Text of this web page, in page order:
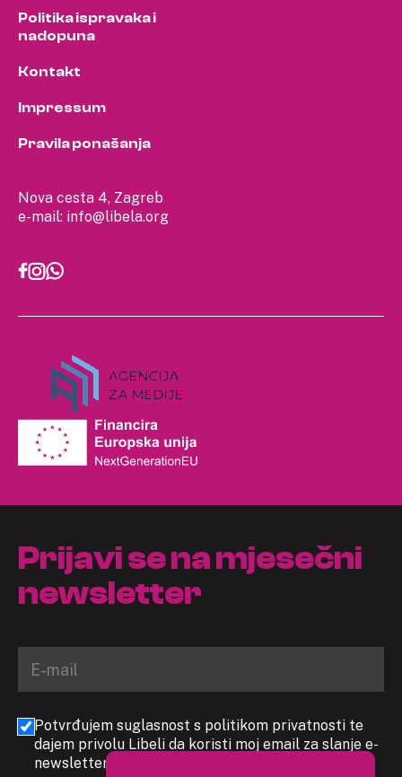
Nova cesta 4, Zagreb
e-mail: info@libela.org
Politika ispravaka i
nadopuna
Kontakt
Impressum
Pravila ponašanja
Prijavi se na mjesečni
newsletter
Potvrđujem suglasnost s politikom privatnosti te
dajem privolu Libeli da koristi moj email za slanje e-
newslettera